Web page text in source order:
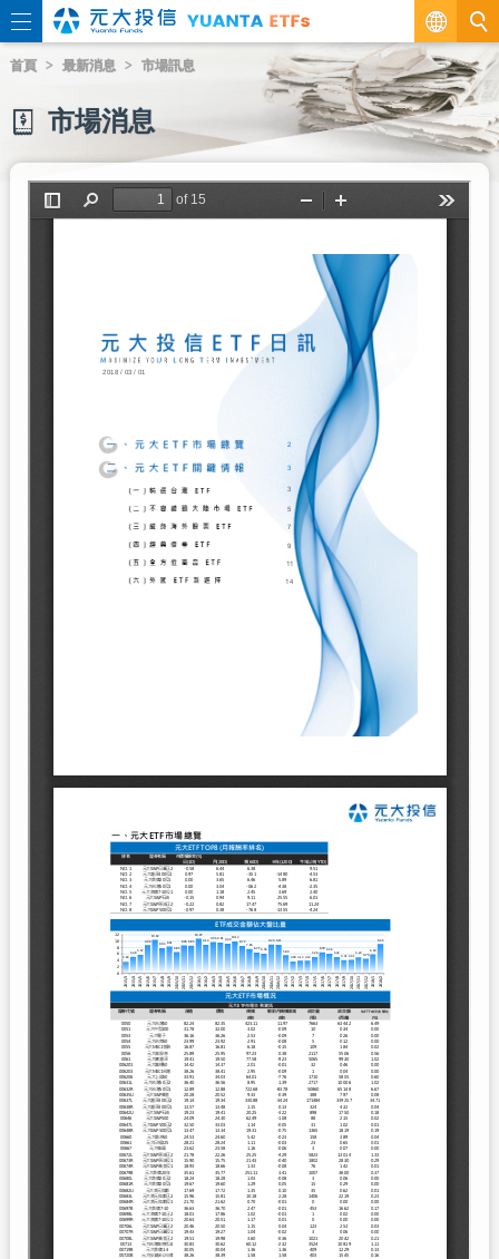
繁
EN
首頁 最新消息 市場訊息
市場消息